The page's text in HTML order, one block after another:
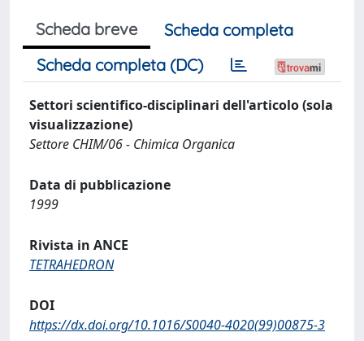
Scheda breve
Scheda completa
Scheda completa (DC)
Settori scientifico-disciplinari dell'articolo (sola
visualizzazione)
Settore CHIM/06 - Chimica Organica
Data di pubblicazione
1999
Rivista in ANCE
TETRAHEDRON
DOI
https://dx.doi.org/10.1016/S0040-4020(99)00875-3